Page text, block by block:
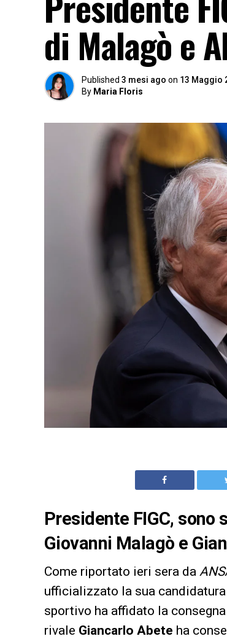
di Malagò e
Published 3 mesi ago on 13 Maggio
By Maria Floris
Presidente FIGC,
Giovanni Malagò e
Come riportato ieri sera da
ufficializzato la sua
sportivo ha affidato la
rivale Giancarlo Abete ha